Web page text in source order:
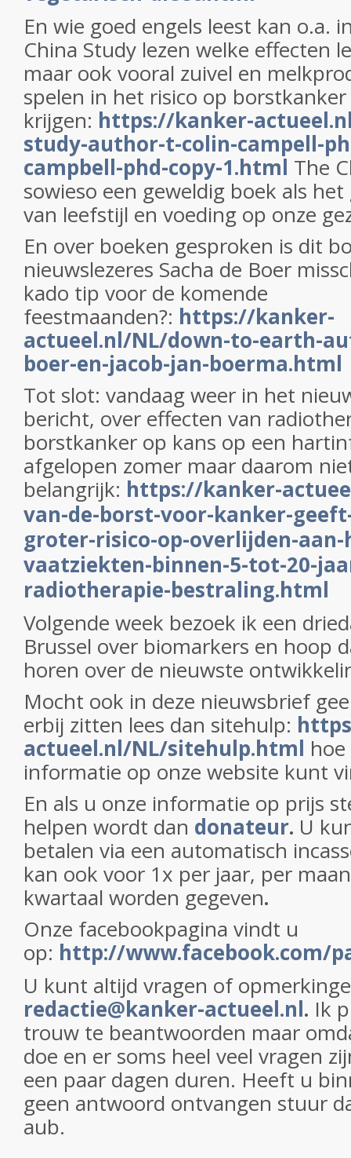
En wie goed engels leest kan o.a.
China Study lezen welke effecten
maar ook vooral zuivel en
spelen in het risico op
krijgen: https://kanker-
study-author-t-colin-campell-
campbell-phd-copy-1.html The
sowieso een geweldig boek als
van leefstijl en voeding op onze
En over boeken gesproken is dit
nieuwslezeres Sacha de Boer
kado tip voor de komende
feestmaanden?: https://kanker-
actueel.nl/NL/down-to-earth-
boer-en-jacob-jan-boerma.html
Tot slot: vandaag weer in het
bericht, over effecten van
borstkanker op kans op een
afgelopen zomer maar daarom
belangrijk: https://kanker-
van-de-borst-voor-kanker-
groter-risico-op-overlijden-
vaatziekten-binnen-5-tot-20-
radiotherapie-bestraling.html
Volgende week bezoek ik een
Brussel over biomarkers en hoop
horen over de nieuwste
Mocht ook in deze nieuwsbrief
erbij zitten lees dan sitehulp:
actueel.nl/NL/sitehulp.html
informatie op onze website kunt
En als u onze informatie op prijs
helpen wordt dan donateur. U
betalen via een automatisch
kan ook voor 1x per jaar, per
kwartaal worden gegeven.
Onze facebookpagina vindt u
op: http://www.facebook.com/
U kunt altijd vragen of
redactie@kanker-actueel.nl. Ik
trouw te beantwoorden maar
doe en er soms heel veel vragen
een paar dagen duren. Heeft u
geen antwoord ontvangen stuur
aub.